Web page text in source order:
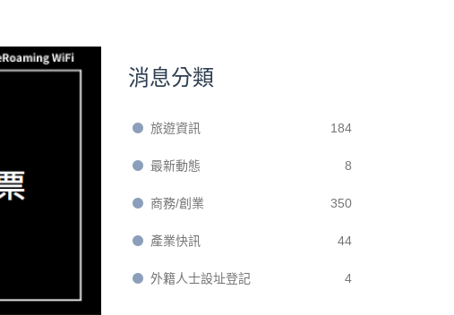
消息分類
旅遊資訊 184
最新動態 8
商務/創業 350
產業快訊 44
外籍人士設址登記 4